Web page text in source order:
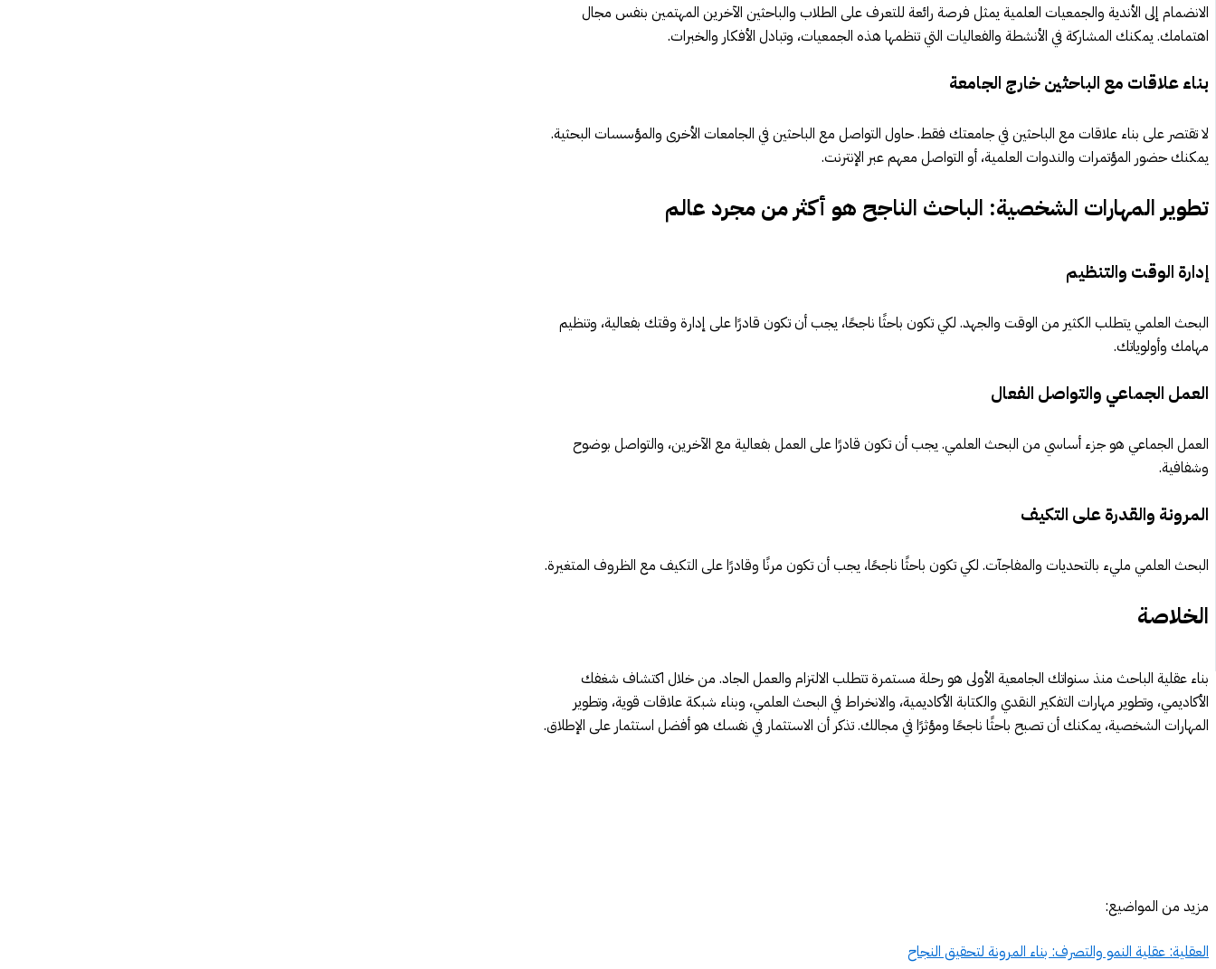
الانضمام إلى الأندية والجمعيات العلمية يمثل فرصة رائعة للتعرف على الطلاب والباحثين الآخرين المهتمين بنفس مجال
اهتمامك. يمكنك المشاركة في الأنشطة والفعاليات التي تنظمها هذه الجمعيات، وتبادل الأفكار والخبرات.
بناء علاقات مع الباحثين خارج الجامعة
لا تقتصر على بناء علاقات مع الباحثين في جامعتك فقط. حاول التواصل مع الباحثين في الجامعات الأخرى والمؤسسات البحثية.
يمكنك حضور المؤتمرات والندوات العلمية، أو التواصل معهم عبر الإنترنت.
تطوير المهارات الشخصية: الباحث الناجح هو أكثر من مجرد عالم
إدارة الوقت والتنظيم
البحث العلمي يتطلب الكثير من الوقت والجهد. لكي تكون باحثًا ناجحًا، يجب أن تكون قادرًا على إدارة وقتك بفعالية، وتنظيم
مهامك وأولوياتك.
العمل الجماعي والتواصل الفعال
العمل الجماعي هو جزء أساسي من البحث العلمي. يجب أن تكون قادرًا على العمل بفعالية مع الآخرين، والتواصل بوضوح
وشفافية.
المرونة والقدرة على التكيف
البحث العلمي مليء بالتحديات والمفاجآت. لكي تكون باحثًا ناجحًا، يجب أن تكون مرنًا وقادرًا على التكيف مع الظروف المتغيرة.
الخلاصة
بناء عقلية الباحث منذ سنواتك الجامعية الأولى هو رحلة مستمرة تتطلب الالتزام والعمل الجاد. من خلال اكتشاف شغفك
الأكاديمي، وتطوير مهارات التفكير النقدي والكتابة الأكاديمية، والانخراط في البحث العلمي، وبناء شبكة علاقات قوية، وتطوير
المهارات الشخصية، يمكنك أن تصبح باحثًا ناجحًا ومؤثرًا في مجالك. تذكر أن الاستثمار في نفسك هو أفضل استثمار على الإطلاق.
مزيد من المواضيع:
العقلية: عقلية النمو والتصرف: بناء المرونة لتحقيق النجاح